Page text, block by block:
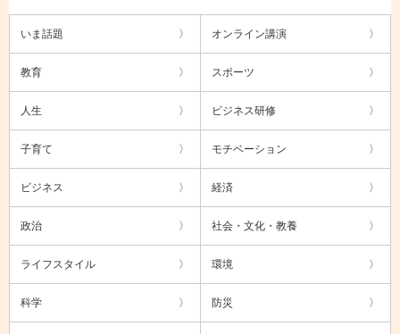
いま話題 オンライン講演
教育 スポーツ
人生 ビジネス研修
子育て モチベーション
ビジネス 経済
政治 社会・文化・教養
ライフスタイル 環境
科学 防災